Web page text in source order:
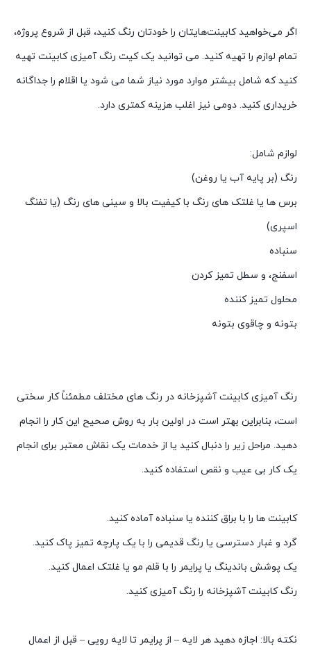
اگر می‌خواهید کابینت‌هایتان را خودتان رنگ کنید، قبل از شروع پروژه،
تمام لوازم را تهیه کنید. می توانید یک کیت رنگ آمیزی کابینت تهیه
کنید که شامل بیشتر موارد مورد نیاز شما می شود یا اقلام را جداگانه
خریداری کنید. دومی نیز اغلب هزینه کمتری دارد.
لوازم شامل:
رنگ (بر پایه آب یا روغن)
برس ها یا غلتک های رنگ با کیفیت بالا و سینی های رنگ (یا تفنگ
اسپری)
سنباده
اسفنج، و سطل تمیز کردن
محلول تمیز کننده
بتونه و چاقوی بتونه
رنگ آمیزی کابینت آشپزخانه در رنگ های مختلف مطمئناً کار سختی
است، بنابراین بهتر است در اولین بار به روش صحیح این کار را انجام
دهید. مراحل زیر را دنبال کنید یا از خدمات یک نقاش معتبر برای انجام
یک کار بی عیب و نقص استفاده کنید.
کابینت ها را با براق کننده یا سنباده آماده کنید.
گرد و غبار دسترسی یا رنگ قدیمی را با یک پارچه تمیز پاک کنید.
یک پوشش باندینگ یا پرایمر را با قلم مو یا غلتک اعمال کنید.
رنگ کابینت آشپزخانه را رنگ آمیزی کنید.
نکته بالا: اجازه دهید هر لایه – از پرایمر تا لایه رویی – قبل از اعمال